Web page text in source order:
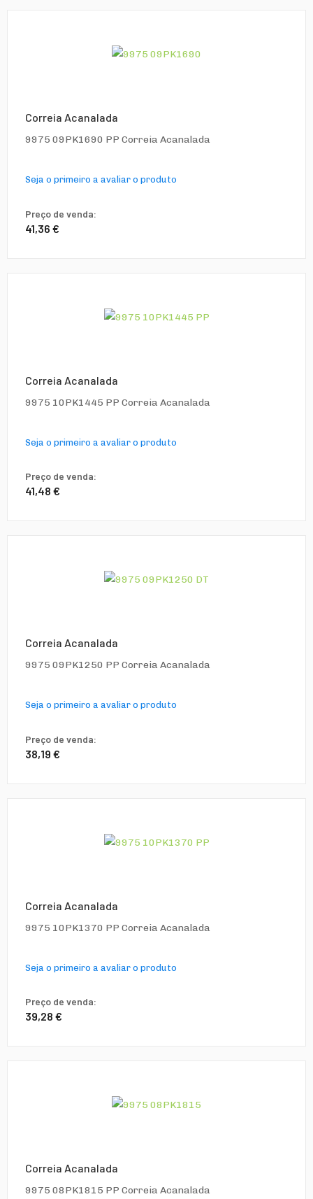
Correia Acanalada
9975 09PK1690 PP Correia Acanalada
Seja o primeiro a avaliar o produto
Preço de venda:
41,36 €
Correia Acanalada
9975 10PK1445 PP Correia Acanalada
Seja o primeiro a avaliar o produto
Preço de venda:
41,48 €
Correia Acanalada
9975 09PK1250 PP Correia Acanalada
Seja o primeiro a avaliar o produto
Preço de venda:
38,19 €
Correia Acanalada
9975 10PK1370 PP Correia Acanalada
Seja o primeiro a avaliar o produto
Preço de venda:
39,28 €
Correia Acanalada
9975 08PK1815 PP Correia Acanalada